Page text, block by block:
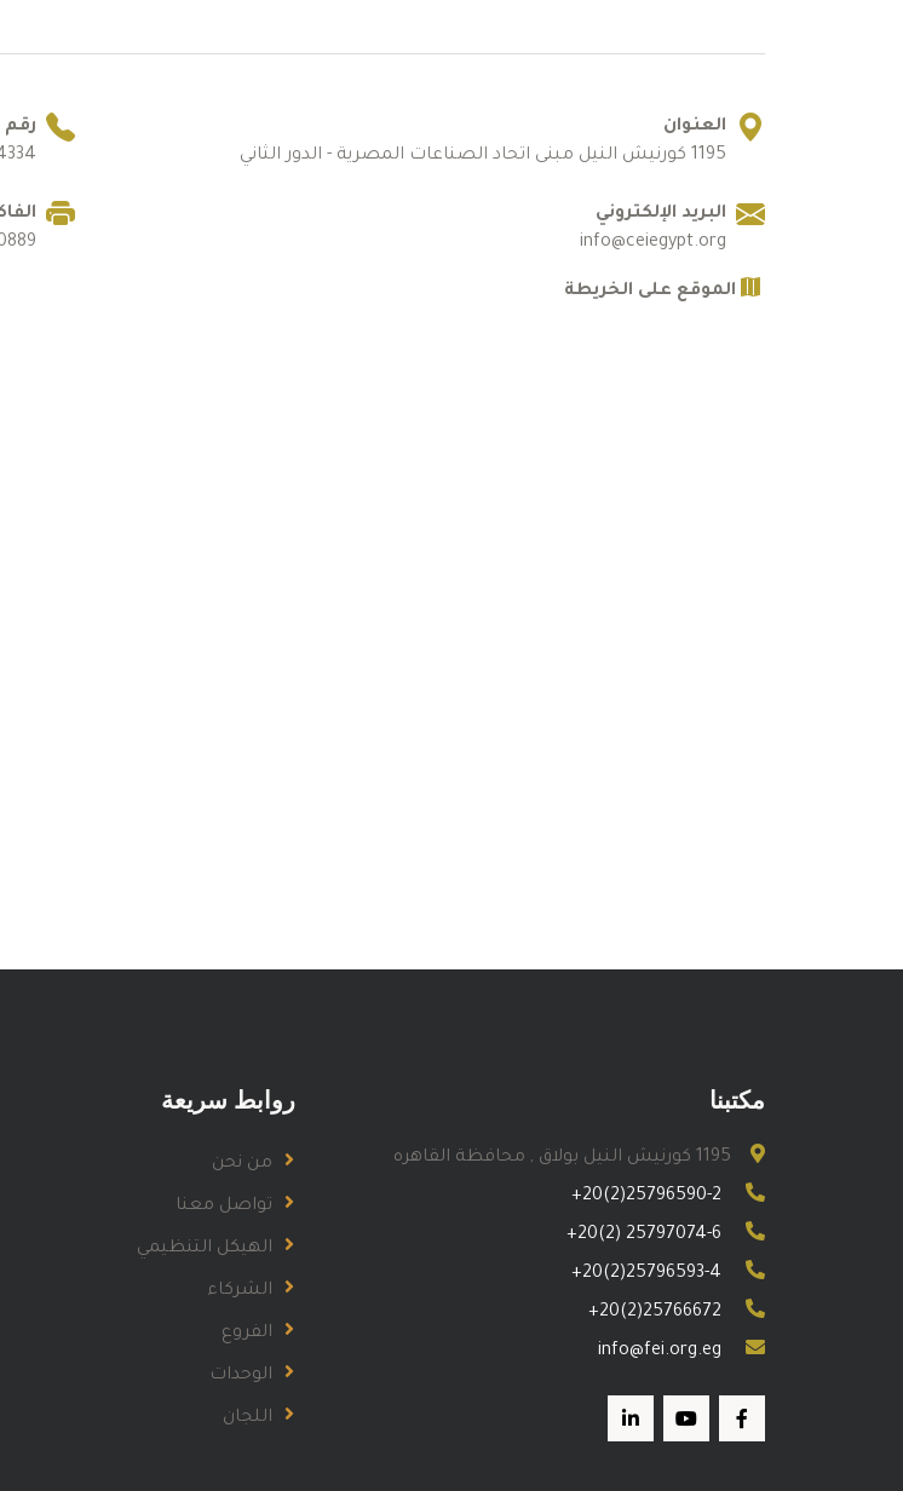
العنوان
1195 كورنيش النيل مبنى اتحاد الصناعات المصرية - الدور الثاني
رقم
022 – 25778060 02
البريد الإلكتروني
info@ceiegypt.org
02
الموقع على الخريطة
مكتبنا
1195 كورنيش النيل بولاق , محافظة القاهره
+20(2)25796590-2
+20(2) 25797074-6
+20(2)25796593-4
+20(2)25766672
info@fei.org.eg
روابط سريعة
من نحن
تواصل معنا
الهيكل التنظيمي
الشركاء
الفروع
الوحدات
اللجان